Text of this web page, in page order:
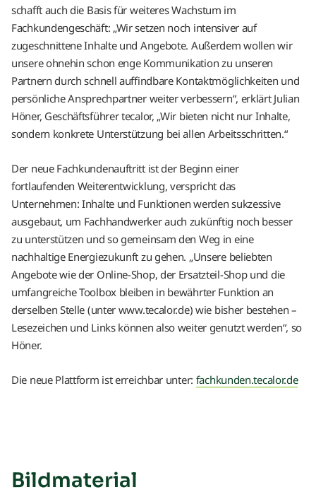
schafft auch die Basis für weiteres Wachstum im
Fachkundengeschäft: „Wir setzen noch intensiver auf
zugeschnittene Inhalte und Angebote. Außerdem wollen wir
unsere ohnehin schon enge Kommunikation zu unseren
Partnern durch schnell auffindbare Kontaktmöglichkeiten und
persönliche Ansprechpartner weiter verbessern“, erklärt Julian
Höner, Geschäftsführer tecalor, „Wir bieten nicht nur Inhalte,
sondern konkrete Unterstützung bei allen Arbeitsschritten.“
Der neue Fachkundenauftritt ist der Beginn einer
fortlaufenden Weiterentwicklung, verspricht das
Unternehmen: Inhalte und Funktionen werden sukzessive
ausgebaut, um Fachhandwerker auch zukünftig noch besser
zu unterstützen und so gemeinsam den Weg in eine
nachhaltige Energiezukunft zu gehen. „Unsere beliebten
Angebote wie der Online-Shop, der Ersatzteil-Shop und die
umfangreiche Toolbox bleiben in bewährter Funktion an
derselben Stelle (unter www.tecalor.de) wie bisher bestehen –
Lesezeichen und Links können also weiter genutzt werden“, so
Höner.
Die neue Plattform ist erreichbar unter: fachkunden.tecalor.de
Bildmaterial